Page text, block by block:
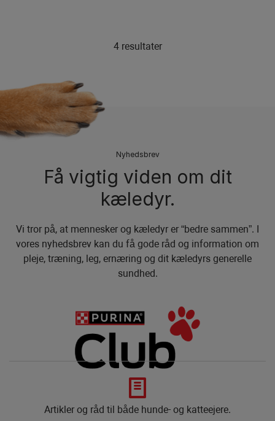
4 resultater
Nyhedsbrev
Få vigtig viden om dit
kæledyr.
Vi tror på, at mennesker og kæledyr er “bedre sammen”. I
vores nyhedsbrev kan du få gode råd og information om
pleje, træning, leg, ernæring og dit kæledyrs generelle
sundhed.
Artikler og råd til både hunde- og katteejere.